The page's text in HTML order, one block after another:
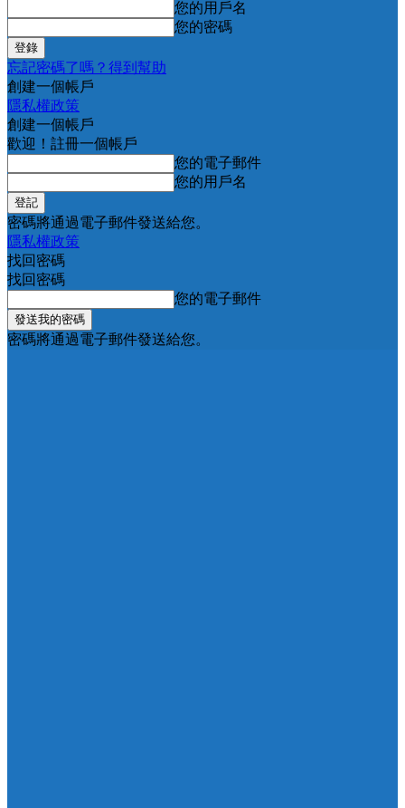
您的用戶名
您的密碼
忘記密碼了嗎？得到幫助
創建一個帳戶
隱私權政策
創建一個帳戶
歡迎！註冊一個帳戶
您的電子郵件
您的用戶名
密碼將通過電子郵件發送給您。
隱私權政策
找回密碼
找回密碼
您的電子郵件
密碼將通過電子郵件發送給您。